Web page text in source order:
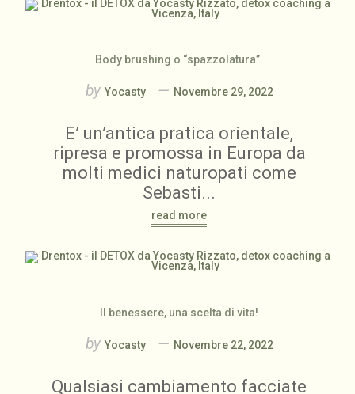
Body brushing o “spazzolatura”.
by Yocasty Novembre 29, 2022
E’ un’antica pratica orientale,
ripresa e promossa in Europa da
molti medici naturopati come
Sebasti...
read more
Il benessere, una scelta di vita!
by Yocasty Novembre 22, 2022
Qualsiasi cambiamento facciate